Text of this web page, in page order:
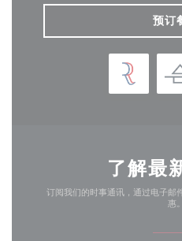
预订
了解最
订阅我们的时事通讯，通过电子邮
惠。